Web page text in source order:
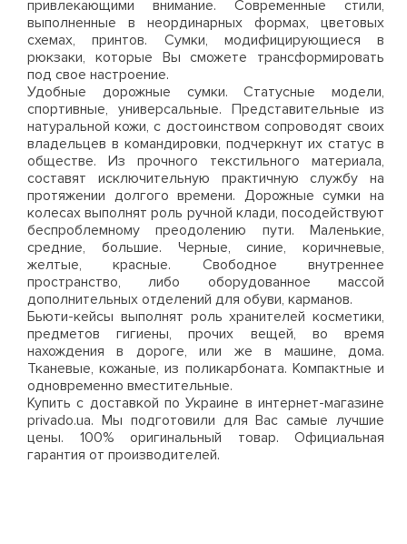
привлекающими внимание. Современные стили,
выполненные в неординарных формах, цветовых
схемах, принтов. Сумки, модифицирующиеся в
рюкзаки, которые Вы сможете трансформировать
под свое настроение.
Удобные дорожные сумки. Статусные модели,
спортивные, универсальные. Представительные из
натуральной кожи, с достоинством сопроводят своих
владельцев в командировки, подчеркнут их статус в
обществе. Из прочного текстильного материала,
составят исключительную практичную службу на
протяжении долгого времени. Дорожные сумки на
колесах выполнят роль ручной клади, посодействуют
беспроблемному преодолению пути. Маленькие,
средние, большие. Черные, синие, коричневые,
желтые, красные. Свободное внутреннее
пространство, либо оборудованное массой
дополнительных отделений для обуви, карманов.
Бьюти-кейсы выполнят роль хранителей косметики,
предметов гигиены, прочих вещей, во время
нахождения в дороге, или же в машине, дома.
Тканевые, кожаные, из поликарбоната. Компактные и
одновременно вместительные.
Купить с доставкой по Украине в интернет-магазине
privado.ua. Мы подготовили для Вас самые лучшие
цены. 100% оригинальный товар. Официальная
гарантия от производителей.